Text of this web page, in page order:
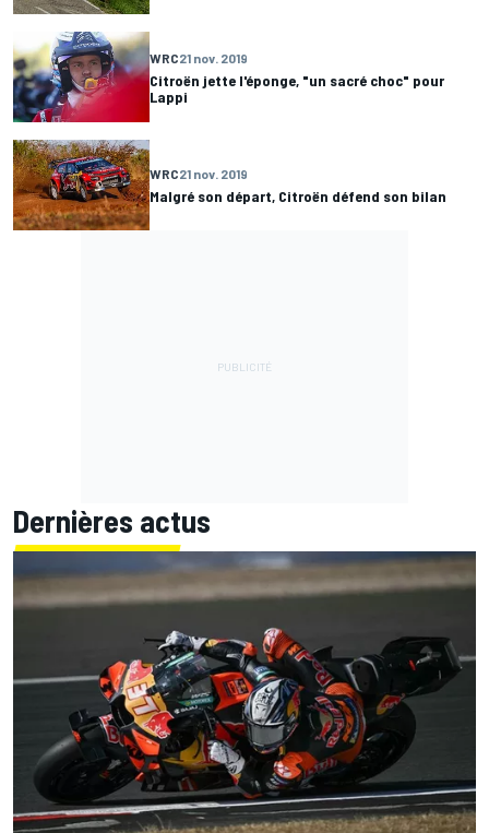
WRC21 nov. 2019
Citroën jette l'éponge, "un sacré choc" pour
Lappi
WRC21 nov. 2019
Malgré son départ, Citroën défend son bilan
Dernières actus